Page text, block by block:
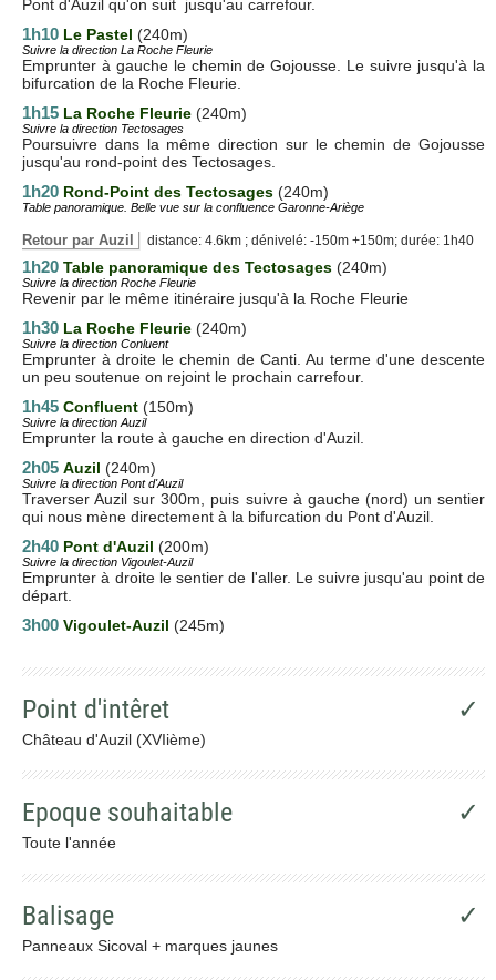
Pont d'Auzil qu'on suit jusqu'au carrefour.
1h10 Le Pastel (240m)
Suivre la direction La Roche Fleurie
Emprunter à gauche le chemin de Gojousse. Le suivre jusqu'à la
bifurcation de la Roche Fleurie.
1h15 La Roche Fleurie (240m)
Suivre la direction Tectosages
Poursuivre dans la même direction sur le chemin de Gojousse
jusqu'au rond-point des Tectosages.
1h20 Rond-Point des Tectosages (240m)
Table panoramique. Belle vue sur la confluence Garonne-Ariège
Retour par Auzil distance: 4.6km ; dénivelé: -150m +150m; durée: 1h40
1h20 Table panoramique des Tectosages (240m)
Suivre la direction Roche Fleurie
Revenir par le même itinéraire jusqu'à la Roche Fleurie
1h30 La Roche Fleurie (240m)
Suivre la direction Conluent
Emprunter à droite le chemin de Canti. Au terme d'une descente
un peu soutenue on rejoint le prochain carrefour.
1h45 Confluent (150m)
Suivre la direction Auzil
Emprunter la route à gauche en direction d'Auzil.
2h05 Auzil (240m)
Suivre la direction Pont d'Auzil
Traverser Auzil sur 300m, puis suivre à gauche (nord) un sentier
qui nous mène directement à la bifurcation du Pont d'Auzil.
2h40 Pont d'Auzil (200m)
Suivre la direction Vigoulet-Auzil
Emprunter à droite le sentier de l'aller. Le suivre jusqu'au point de
départ.
3h00 Vigoulet-Auzil (245m)
Point d'intêret ✓
Château d'Auzil (XVIième)
Epoque souhaitable ✓
Toute l'année
Balisage ✓
Panneaux Sicoval + marques jaunes